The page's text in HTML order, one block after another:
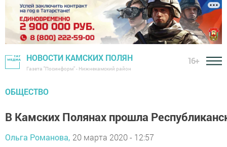
НОВОСТИ КАМСКИХ ПОЛЯН
Газета "Посинформ" - Нижнекамский район
16+
ОБЩЕСТВО
В Камских Полянах прошла
Ольга Романова, 20 марта 2020 - 12:57